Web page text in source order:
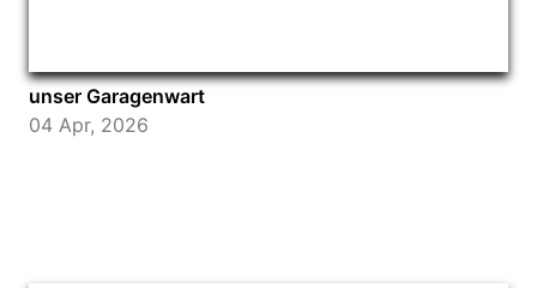
unser Garagenwart
04 Apr, 2026